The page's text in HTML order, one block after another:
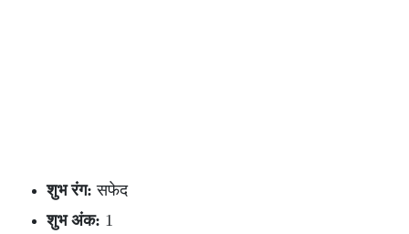
शुभ रंग: सफेद
शुभ अंक: 1